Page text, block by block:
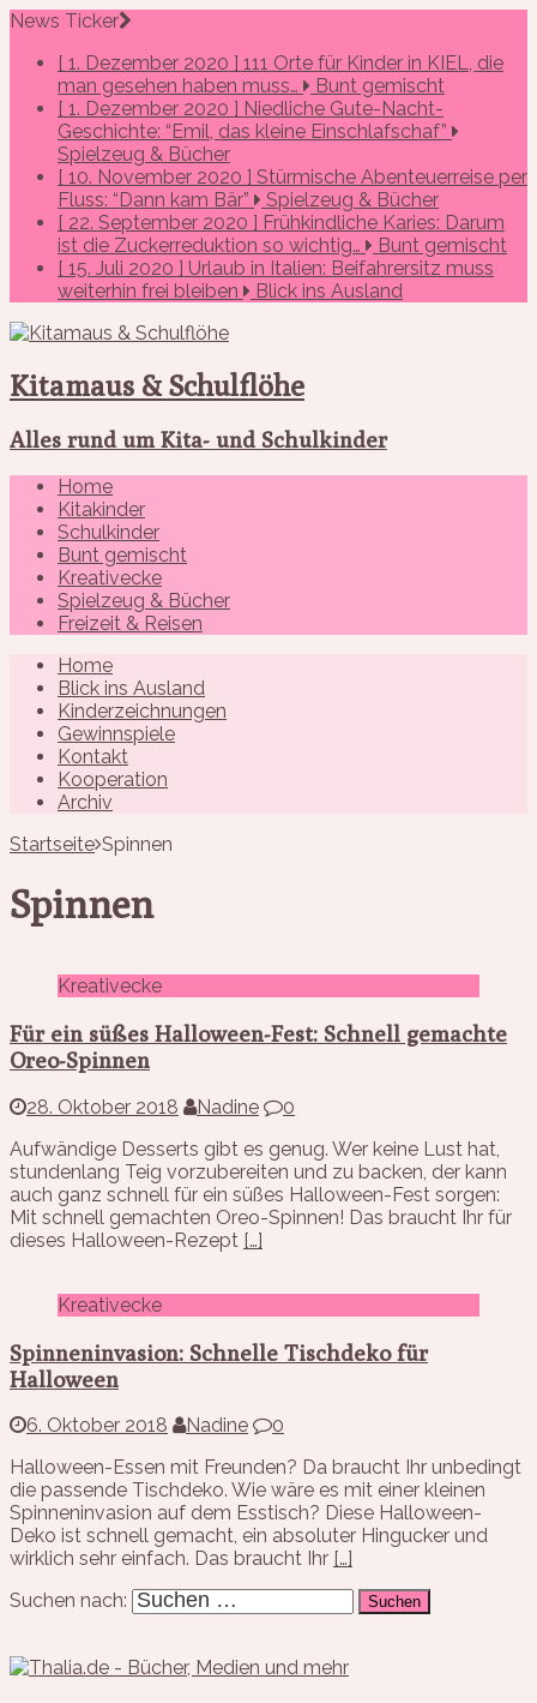
News Ticker
[ 1. Dezember 2020 ] 111 Orte für Kinder in KIEL, die
man gesehen haben muss…
Bunt gemischt
[ 1. Dezember 2020 ] Niedliche Gute-Nacht-
Geschichte: “Emil, das kleine Einschlafschaf”
Spielzeug & Bücher
[ 10. November 2020 ] Stürmische Abenteuerreise per
Fluss: “Dann kam Bär”
Spielzeug & Bücher
[ 22. September 2020 ] Frühkindliche Karies: Darum
ist die Zuckerreduktion so wichtig…
Bunt gemischt
[ 15. Juli 2020 ] Urlaub in Italien: Beifahrersitz muss
weiterhin frei bleiben
Blick ins Ausland
Kitamaus & Schulflöhe
Alles rund um Kita- und Schulkinder
Home
Kitakinder
Schulkinder
Bunt gemischt
Kreativecke
Spielzeug & Bücher
Freizeit & Reisen
Home
Blick ins Ausland
Kinderzeichnungen
Gewinnspiele
Kontakt
Kooperation
Archiv
Startseite Spinnen
Spinnen
Kreativecke
Für ein süßes Halloween-Fest: Schnell gemachte
Oreo-Spinnen
28. Oktober 2018 Nadine
0
Aufwändige Desserts gibt es genug. Wer keine Lust hat,
stundenlang Teig vorzubereiten und zu backen, der kann
auch ganz schnell für ein süßes Halloween-Fest sorgen:
Mit schnell gemachten Oreo-Spinnen! Das braucht Ihr für
dieses Halloween-Rezept […]
Kreativecke
Spinneninvasion: Schnelle Tischdeko für
Halloween
6. Oktober 2018 Nadine
0
Halloween-Essen mit Freunden? Da braucht Ihr unbedingt
die passende Tischdeko. Wie wäre es mit einer kleinen
Spinneninvasion auf dem Esstisch? Diese Halloween-
Deko ist schnell gemacht, ein absoluter Hingucker und
wirklich sehr einfach. Das braucht Ihr […]
Suchen nach: